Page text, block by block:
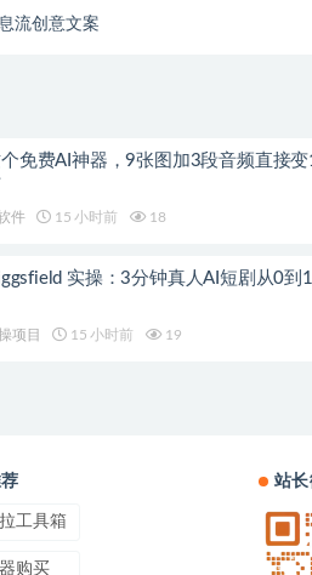
流创意文案
免费AI神器，9张图加3段音频直接
件 15 小时前 18
实操：3分钟真人AI短剧从0到
项目 15 小时前 19
工具箱
购买
站